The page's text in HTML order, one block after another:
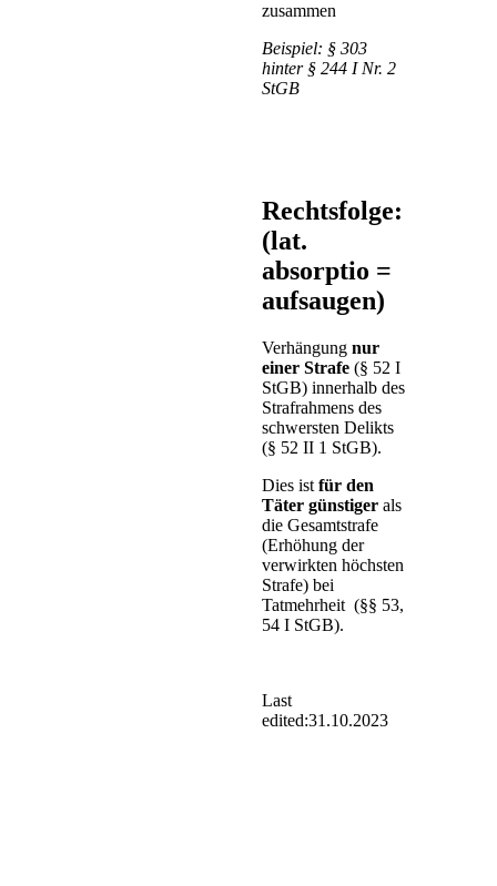
zusammen
Beispiel: § 303
hinter § 244 I Nr. 2
StGB
Rechtsfolge:
(lat.
absorptio =
aufsaugen)
Verhängung nur
einer Strafe (§ 52 I
StGB) innerhalb des
Strafrahmens des
schwersten Delikts
(§ 52 II 1 StGB).
Dies ist für den
Täter günstiger als
die Gesamtstrafe
(Erhöhung der
verwirkten höchsten
Strafe) bei
Tatmehrheit (§§ 53,
54 I StGB).
Last
edited:31.10.2023